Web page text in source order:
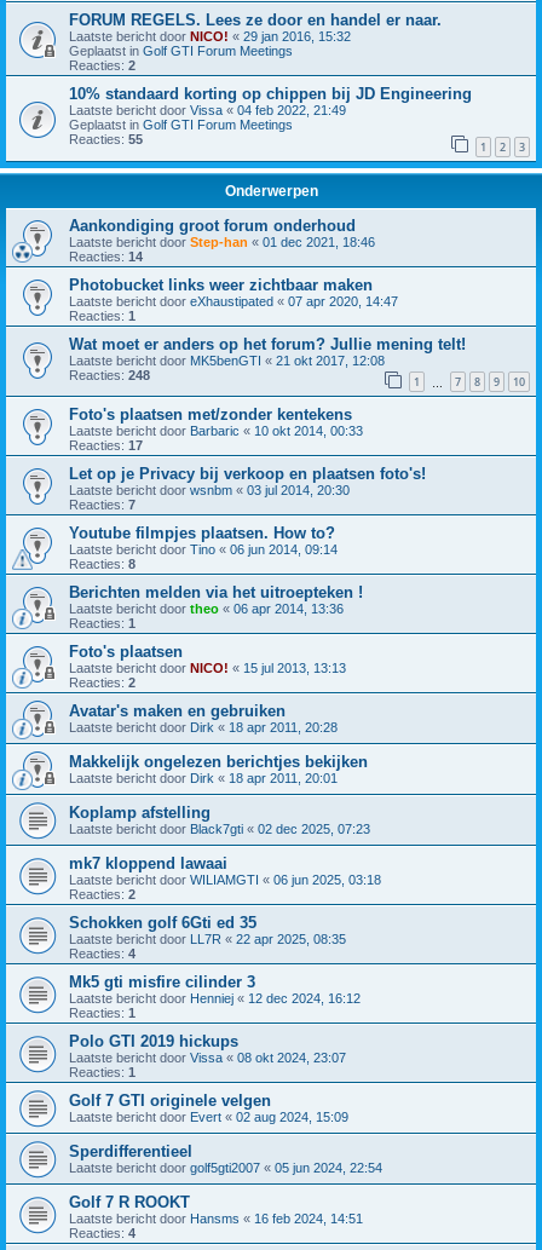
FORUM REGELS. Lees ze door en handel er naar.
Laatste bericht door NICO! « 29 jan 2016, 15:32
Geplaatst in Golf GTI Forum Meetings
Reacties: 2
10% standaard korting op chippen bij JD Engineering
Laatste bericht door Vissa « 04 feb 2022, 21:49
Geplaatst in Golf GTI Forum Meetings
Reacties: 55 1 2 3
Onderwerpen
Aankondiging groot forum onderhoud
Laatste bericht door Step-han « 01 dec 2021, 18:46
Reacties: 14
Photobucket links weer zichtbaar maken
Laatste bericht door eXhaustipated « 07 apr 2020, 14:47
Reacties: 1
Wat moet er anders op het forum? Jullie mening telt!
Laatste bericht door MK5benGTI « 21 okt 2017, 12:08
Reacties: 248 1 7 8 9 10
Foto's plaatsen met/zonder kentekens
Laatste bericht door Barbaric « 10 okt 2014, 00:33
Reacties: 17
Let op je Privacy bij verkoop en plaatsen foto's!
Laatste bericht door wsnbm « 03 jul 2014, 20:30
Reacties: 7
Youtube filmpjes plaatsen. How to?
Laatste bericht door Tino « 06 jun 2014, 09:14
Reacties: 8
Berichten melden via het uitroepteken !
Laatste bericht door theo « 06 apr 2014, 13:36
Reacties: 1
Foto's plaatsen
Laatste bericht door NICO! « 15 jul 2013, 13:13
Reacties: 2
Avatar's maken en gebruiken
Laatste bericht door Dirk « 18 apr 2011, 20:28
Makkelijk ongelezen berichtjes bekijken
Laatste bericht door Dirk « 18 apr 2011, 20:01
Koplamp afstelling
Laatste bericht door Black7gti « 02 dec 2025, 07:23
mk7 kloppend lawaai
Laatste bericht door WILIAMGTI « 06 jun 2025, 03:18
Reacties: 2
Schokken golf 6Gti ed 35
Laatste bericht door LL7R « 22 apr 2025, 08:35
Reacties: 4
Mk5 gti misfire cilinder 3
Laatste bericht door Henniej « 12 dec 2024, 16:12
Reacties: 1
Polo GTI 2019 hickups
Laatste bericht door Vissa « 08 okt 2024, 23:07
Reacties: 1
Golf 7 GTI originele velgen
Laatste bericht door Evert « 02 aug 2024, 15:09
Sperdifferentieel
Laatste bericht door golf5gti2007 « 05 jun 2024, 22:54
Golf 7 R ROOKT
Laatste bericht door Hansms « 16 feb 2024, 14:51
Reacties: 4